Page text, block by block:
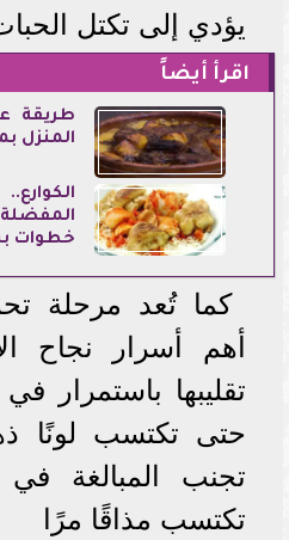
يؤدي إلى تكتل
اقرأ أيضاً
طريقة
المنزل
خطوات
كما تُعد مرحلة
أهم أسرار نجاح
تقليبها باستمرار
حتى تكتسب لونًا
تجنب المبالغة
تكتسب مذاقًا مرًا